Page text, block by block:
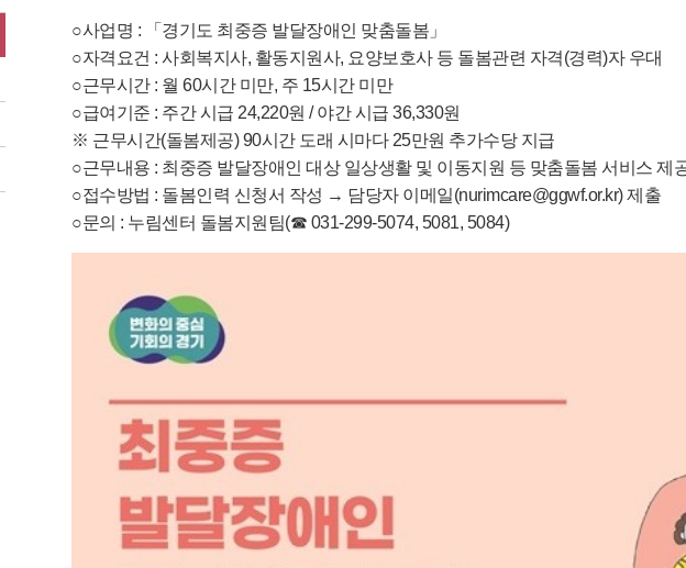
○사업명 : 「경기도 최중증 발달장애인 맞춤돌봄」
○자격요건 : 사회복지사, 활동지원사, 요양보호사 등 돌봄관련 자격(경력)자 우대
○근무시간 : 월 60시간 미만, 주 15시간 미만
○급여기준 : 주간 시급 24,220원 / 야간 시급 36,330원
※ 근무시간(돌봄제공) 90시간 도래 시마다 25만원 추가수당 지급
○근무내용 : 최중증 발달장애인 대상 일상생활 및 이동지원 등 맞춤돌봄 서비스 제
○접수방법 : 돌봄인력 신청서 작성 → 담당자 이메일(nurimcare@ggwf.or.kr) 제출
○문의 : 누림센터 돌봄지원팀(☎ 031-299-5074, 5081, 5084)